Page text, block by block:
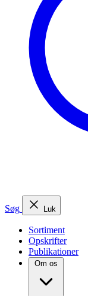
Søg Luk
Sortiment
Opskrifter
Publikationer
Om os